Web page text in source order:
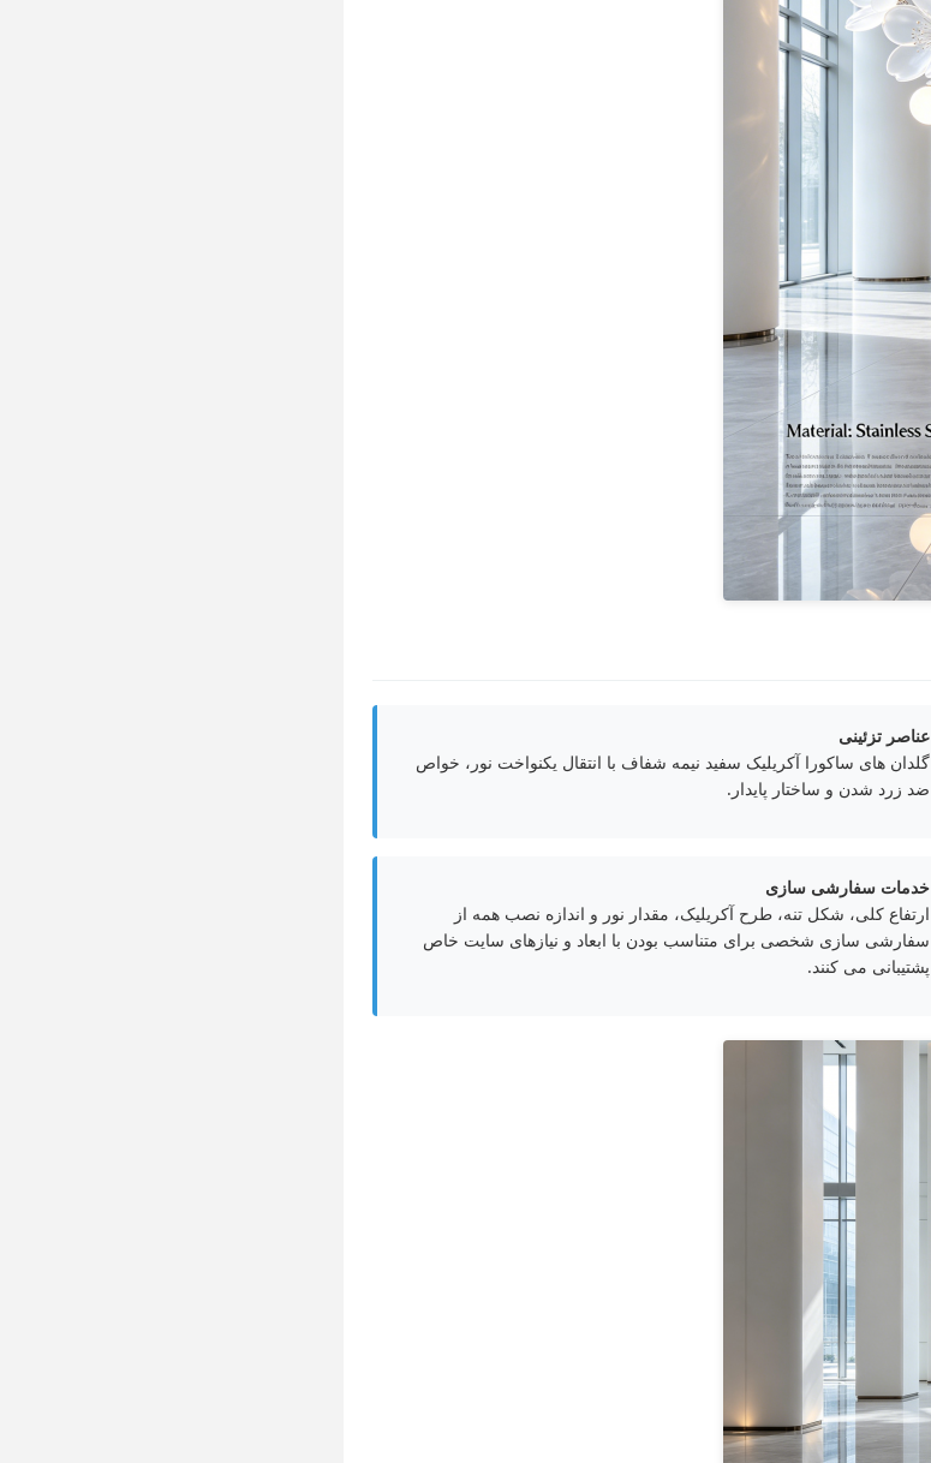
عناصر تزئینی
گلدان های ساکورا آکریلیک سفید نیمه شفاف با انتقال یکنواخت نور، خواص
ضد زرد شدن و ساختار پایدار.
خدمات سفارشی سازی
ارتفاع کلی، شکل تنه، طرح آکریلیک، مقدار نور و اندازه نصب همه از
سفارشی سازی شخصی برای متناسب بودن با ابعاد و نیازهای سایت خاص
پشتیبانی می کنند.